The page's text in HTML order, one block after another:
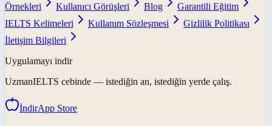
Örnekleri
Kullanıcı Görüşleri Blog
Garantili Eğitim
IELTS Kelimeleri
Kullanım Sözleşmesi
Gizlilik Politikası
İletişim Bilgileri
Uygulamayı indir
UzmanIELTS cebinde — istediğin an, istediğin yerde çalış.
İndirApp Store